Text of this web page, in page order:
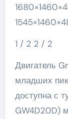
1 / 2 2 / 2
Двигатель
младших
доступна с
GW4D20D)